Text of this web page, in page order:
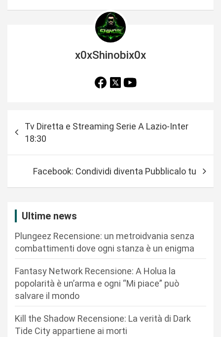
x0xShinobix0x
Tv Diretta e Streaming Serie A Lazio-Inter
18:30
Facebook: Condividi diventa Pubblicalo tu
Ultime news
Plungeez Recensione: un metroidvania senza
combattimenti dove ogni stanza è un enigma
Fantasy Network Recensione: A Holua la
popolarità è un’arma e ogni “Mi piace” può
salvare il mondo
Kill the Shadow Recensione: La verità di Dark
Tide City appartiene ai morti